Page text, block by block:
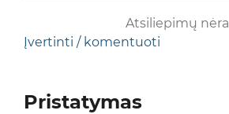
Atsiliepimų nėra
Įvertinti / komentuoti
Pristatymas